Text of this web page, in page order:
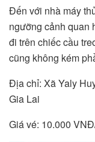
Đến với nhà máy
ngưỡng cảnh quan
đi trên chiếc cầu
cũng không kém
Địa chỉ: Xã Yaly
Gia Lai
Giá vé: 10.000